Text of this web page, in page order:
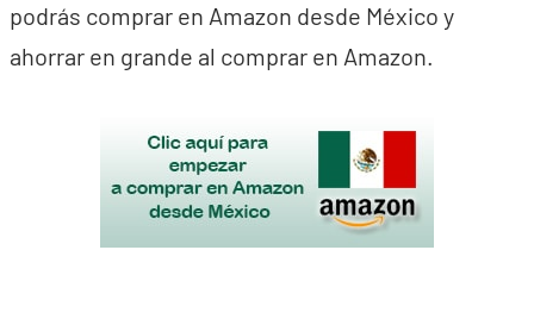
podrás comprar en Amazon desde México y
ahorrar en grande al comprar en Amazon.